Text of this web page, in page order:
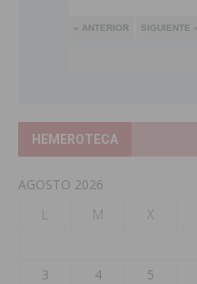
HEMEROTECA
AGOSTO 2026
L
M X
3
4 5